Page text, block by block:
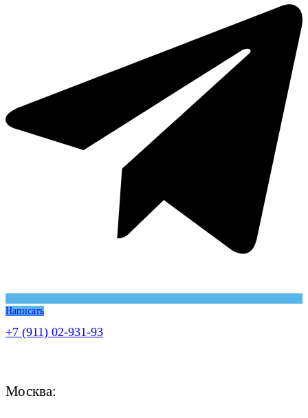
Написать
+7 (911) 02-931-93
Москва: